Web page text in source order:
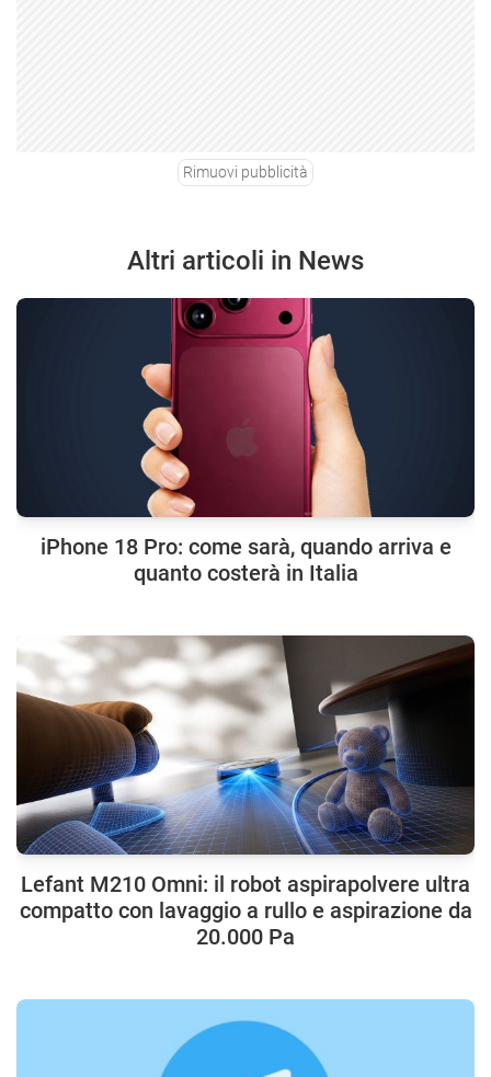
Rimuovi pubblicità
Altri articoli in News
iPhone 18 Pro: come sarà, quando arriva e
quanto costerà in Italia
Lefant M210 Omni: il robot aspirapolvere ultra
compatto con lavaggio a rullo e aspirazione da
20.000 Pa